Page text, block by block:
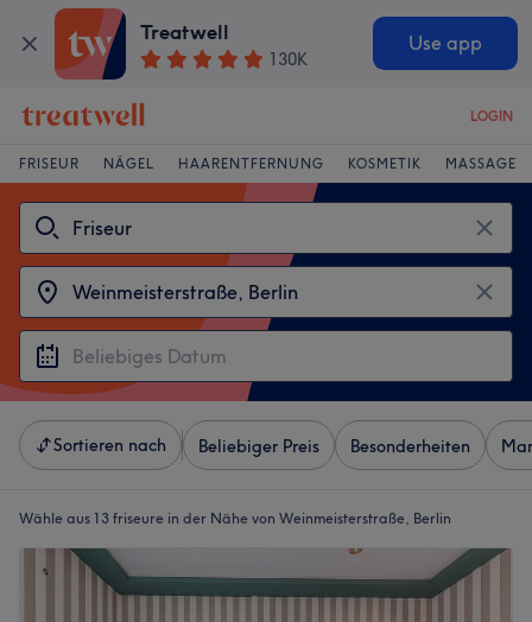
Treatwell
130K
Use app
LOGIN
FRISEUR NÄGEL HAARENTFERNUNG KOSMETIK MASSAGE
Sortieren nach Beliebiger Preis Besonderheiten
Wähle aus 13 friseure in der Nähe von Weinmeisterstraße, Berlin